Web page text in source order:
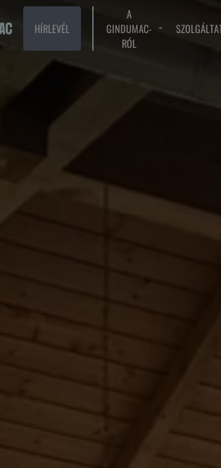
HÍRLEVÉL
A
GINDUMAC-
RÓL